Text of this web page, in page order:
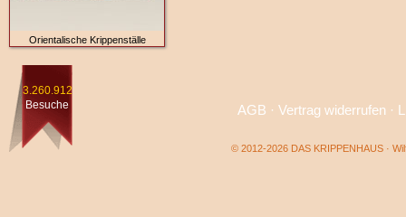
Orientalische Krippenställe
3.260.912
Besuche
AGB · Vertrag widerrufen·
© 2012-2026 DAS KRIPPENHAUS ·